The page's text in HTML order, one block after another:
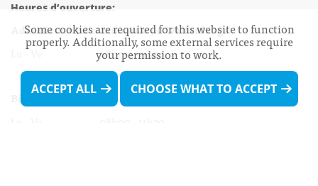
Heures d’ouverture:
Administration communale de Walferdange
Lu - Ve 08h00 - 11h30
13h30 - 16h00
Biergercenter
Some cookies are required for this website to function
properly. Additionally, some external services require
your permission to work.
ACCEPT ALL CHOOSE WHAT TO ACCEPT